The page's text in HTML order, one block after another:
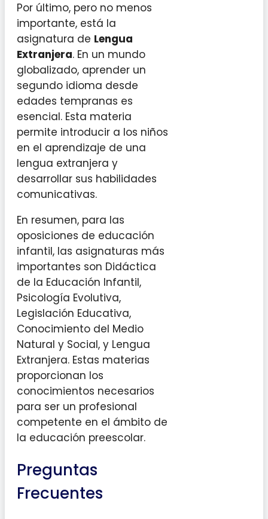
Por último, pero no menos
importante, está la
asignatura de Lengua
Extranjera. En un mundo
globalizado, aprender un
segundo idioma desde
edades tempranas es
esencial. Esta materia
permite introducir a los niños
en el aprendizaje de una
lengua extranjera y
desarrollar sus habilidades
comunicativas.
En resumen, para las
oposiciones de educación
infantil, las asignaturas más
importantes son Didáctica
de la Educación Infantil,
Psicología Evolutiva,
Legislación Educativa,
Conocimiento del Medio
Natural y Social, y Lengua
Extranjera. Estas materias
proporcionan los
conocimientos necesarios
para ser un profesional
competente en el ámbito de
la educación preescolar.
Preguntas
Frecuentes